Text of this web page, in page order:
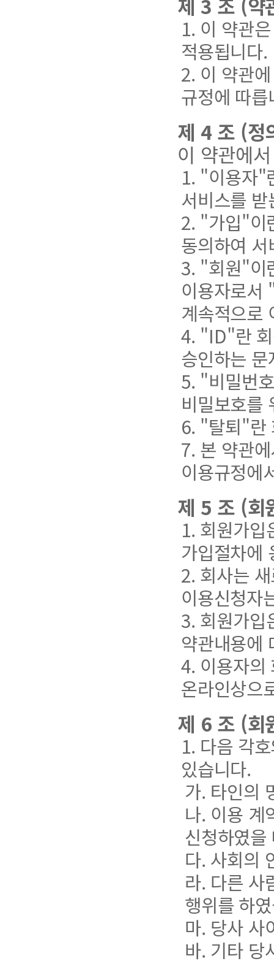
1. 이 약관
적용됩니다.
2. 이 약관
규정에 따릅
제 4 조 (정
이 약관에
1. "이용자"
서비스를
2. "가입"이
동의하여
3. "회원"이
이용자로서
계속적으로
4. "ID"란 회
승인하는
5. "비밀번
비밀보호를
6. "탈퇴"란
7. 본 약관
이용규정에
제 5 조 (회
1. 회원가입
가입절차에
2. 회사는
이용신청자
3. 회원가입
약관내용에
4. 이용자의
온라인상으
제 6 조 (회
1. 다음 각
있습니다.
가. 타인의
나. 이용 계
신청하였을
다. 사회의
라. 다른 사
행위를 하
마. 당사 사
바. 기타 당